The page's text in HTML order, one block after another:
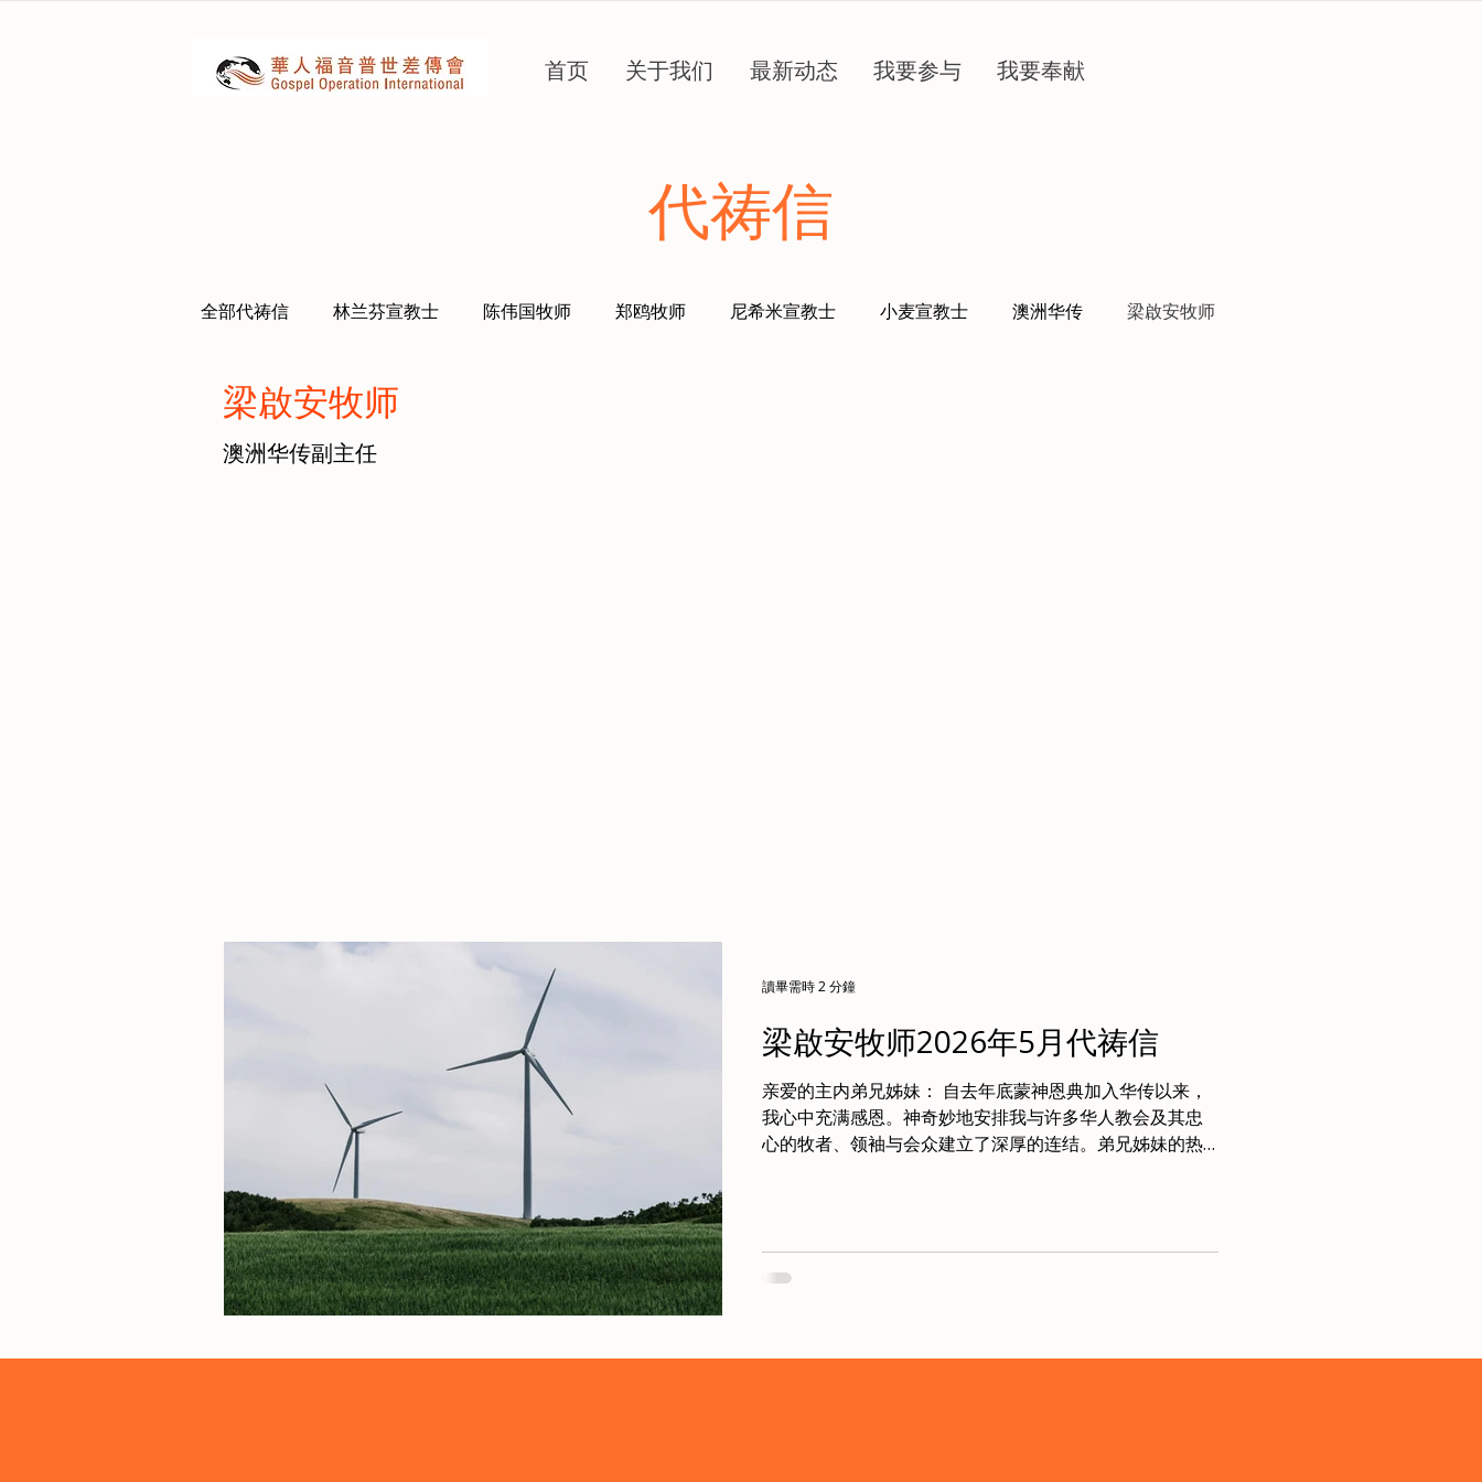
首页 关于我们 最新动态 我要参与 我要奉献
​代祷信
全部代祷信 林兰芬宣教士 陈伟国牧师 郑鸥牧师 尼希米宣教士 小麦宣教士 澳洲华传 梁啟安牧师
梁啟安牧师
澳洲华传副主任
梁啟安牧师2026年5月代祷信
亲爱的主内弟兄姊妹： 自去年底蒙神恩典加入华传以来，
我心中充满感恩。神奇妙地安排我与许多华人教会及其忠
心的牧者、领袖与会众建立了深厚的连结。弟兄姊妹的热
建立的众多关系向神献上感恩。求主带领这些连结不断深
化，成为属灵的网络，使我们能携手合作、资源共享，共
理。 · 求主若是祂的旨意，能在墨尔本成立一支由不同教会
讀畢需時 2 分鐘